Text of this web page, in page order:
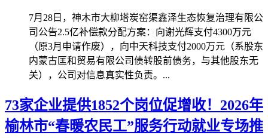
7月28日，神木市大柳塔炭窑渠鑫泽生态恢复治理有限公
司公告2.5亿补偿款分配方案：向谢光辉支付4300万元
（原3月申请作废），向中天科技支付2000万元（系股东
内蒙古匡和贸易有限公司债转股前债务，与其他股东无
关），公司对信息真实性负责。...
73家企业提供1852个岗位促增收！2026年
榆林市“春暖农民工”服务行动就业专场推